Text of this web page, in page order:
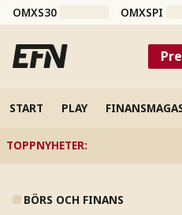
OMXS30 OMXSPI
START PLAY
TOPPNYHETER:
BÖRS OCH FINANS